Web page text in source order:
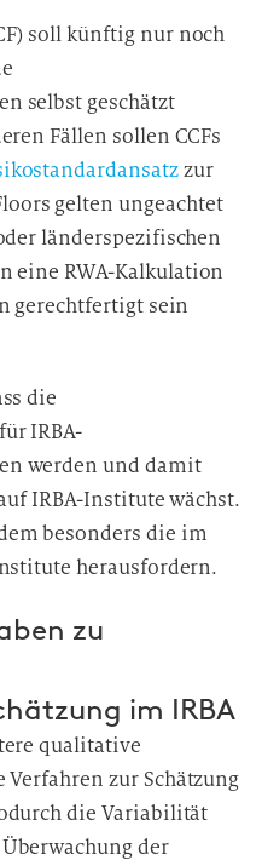
soll künftig nur noch
selbst geschätzt
Fällen sollen CCFs
zur
gelten ungeachtet
länderspezifischen
eine RWA-Kalkulation
gerechtfertigt sein
die
IRBA-
werden und damit
IRBA-Institute wächst.
besonders die im
herausfordern.
zu
im IRBA
qualitative
zur Schätzung
die Variabilität
der